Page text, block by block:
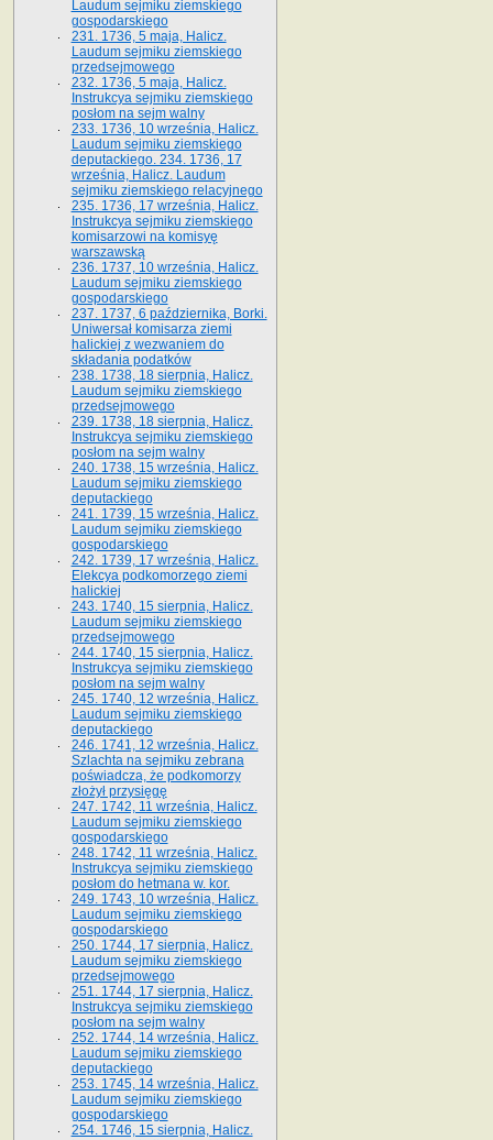
Laudum sejmiku ziemskiego
gospodarskiego
231. 1736, 5 maja, Halicz.
Laudum sejmiku ziemskiego
przedsejmowego
232. 1736, 5 maja, Halicz.
Instrukcya sejmiku ziemskiego
posłom na sejm walny
233. 1736, 10 września, Halicz.
Laudum sejmiku ziemskiego
deputackiego. 234. 1736, 17
września, Halicz. Laudum
sejmiku ziemskiego relacyjnego
235. 1736, 17 września, Halicz.
Instrukcya sejmiku ziemskiego
komisarzowi na komisyę
warszawską
236. 1737, 10 września, Halicz.
Laudum sejmiku ziemskiego
gospodarskiego
237. 1737, 6 października, Borki.
Uniwersał komisarza ziemi
halickiej z wezwaniem do
składania podatków
238. 1738, 18 sierpnia, Halicz.
Laudum sejmiku ziemskiego
przedsejmowego
239. 1738, 18 sierpnia, Halicz.
Instrukcya sejmiku ziemskiego
posłom na sejm walny
240. 1738, 15 września, Halicz.
Laudum sejmiku ziemskiego
deputackiego
241. 1739, 15 września, Halicz.
Laudum sejmiku ziemskiego
gospodarskiego
242. 1739, 17 września, Halicz.
Elekcya podkomorzego ziemi
halickiej
243. 1740, 15 sierpnia, Halicz.
Laudum sejmiku ziemskiego
przedsejmowego
244. 1740, 15 sierpnia, Halicz.
Instrukcya sejmiku ziemskiego
posłom na sejm walny
245. 1740, 12 września, Halicz.
Laudum sejmiku ziemskiego
deputackiego
246. 1741, 12 września, Halicz.
Szlachta na sejmiku zebrana
poświadcza, że podkomorzy
złożył przysięgę
247. 1742, 11 września, Halicz.
Laudum sejmiku ziemskiego
gospodarskiego
248. 1742, 11 września, Halicz.
Instrukcya sejmiku ziemskiego
posłom do hetmana w. kor.
249. 1743, 10 września, Halicz.
Laudum sejmiku ziemskiego
gospodarskiego
250. 1744, 17 sierpnia, Halicz.
Laudum sejmiku ziemskiego
przedsejmowego
251. 1744, 17 sierpnia, Halicz.
Instrukcya sejmiku ziemskiego
posłom na sejm walny
252. 1744, 14 września, Halicz.
Laudum sejmiku ziemskiego
deputackiego
253. 1745, 14 września, Halicz.
Laudum sejmiku ziemskiego
gospodarskiego
254. 1746, 15 sierpnia, Halicz.